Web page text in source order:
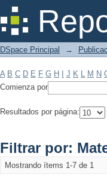
Filtrar por:
DSpace Principal →
A B C D E F G H J K L M N
Comienza por
Resultados por página:
Filtrar por:
Mostrando ítems 1-7 de 1